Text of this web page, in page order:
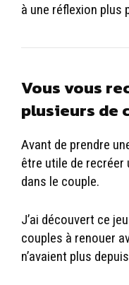
à une réflexion plus
Vous vous
plusieurs de
Avant de prendre
être utile de recréer
dans le couple.
J’ai découvert ce
couples à renouer
n’avaient plus